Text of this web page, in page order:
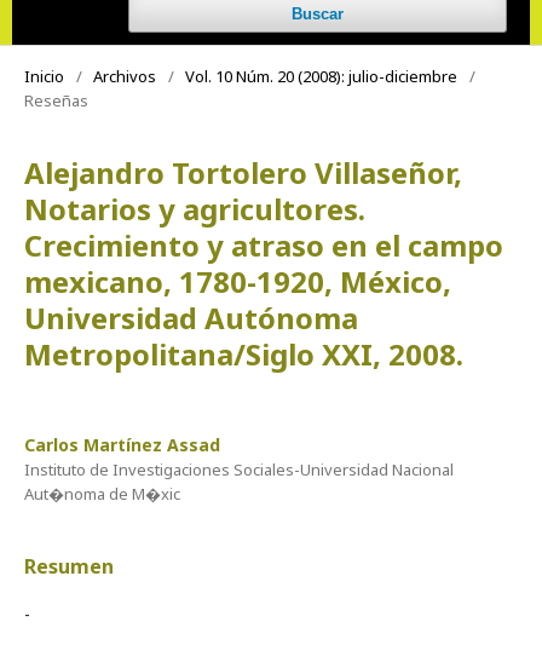
Buscar
Inicio / Archivos / Vol. 10 Núm. 20 (2008): julio-diciembre
/
Reseñas
Alejandro Tortolero Villaseñor,
Notarios y agricultores.
Crecimiento y atraso en el campo
mexicano, 1780-1920, México,
Universidad Autónoma
Metropolitana/Siglo XXI, 2008.
Carlos Martínez Assad
Instituto de Investigaciones Sociales-Universidad Nacional
Aut�noma de M�xic
Resumen
-